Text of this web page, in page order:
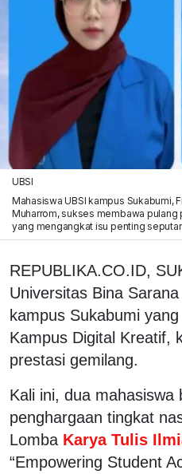
UBSI
Mahasiswa UBSI kampus Sukabumi,
Muharrom, sukses membawa pulang
yang mengangkat isu penting
REPUBLIKA.CO.ID,
Universitas Bina
kampus Sukabumi
Kampus Digital Kreatif,
prestasi gemilang.
Kali ini, dua mahasiswa
penghargaan tingkat
Lomba Karya Tulis
“Empowering Student